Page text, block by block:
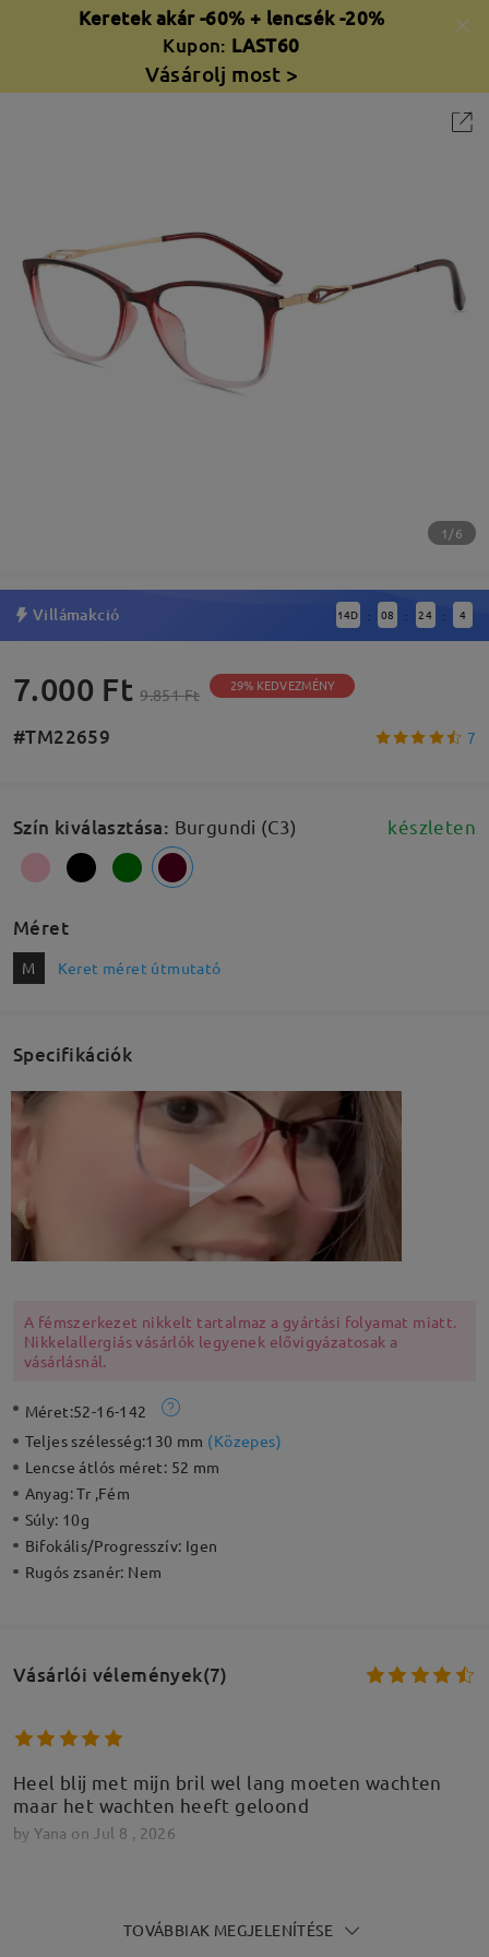
Keretek akár -60% + lencsék -20%
Kupon: LAST60
Vásárolj most >
1/6
Villámakció 14D : 08 : 24 : 3
7.000 Ft 9.851 Ft 29% KEDVEZMÉNY
#TM22659 7
Szín kiválasztása: Burgundi (C3) készleten
Méret
M Keret méret útmutató
Specifikációk
A fémszerkezet nikkelt tartalmaz a gyártási folyamat miatt.
Nikkelallergiás vásárlók legyenek elővigyázatosak a
vásárlásnál.
Méret:52-16-142
Teljes szélesség:130 mm (Közepes)
Lencse átlós méret: 52 mm
Anyag:Tr ,Fém
Súly: 10g
Bifokális/Progresszív: Igen
Rugós zsanér: Nem
Vásárlói vélemények(7)
Heel blij met mijn bril wel lang moeten wachten
maar het wachten heeft geloond
by Yana on Jul 8 , 2026
TOVÁBBIAK MEGJELENÍTÉSE